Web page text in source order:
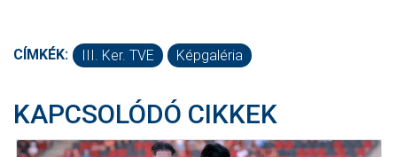
CÍMKÉK: III. Ker. TVE Képgaléria
KAPCSOLÓDÓ CIKKEK